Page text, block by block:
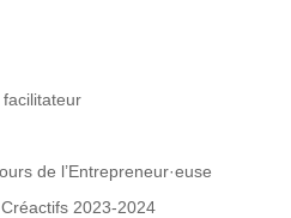
de l’Entrepreneur·euse
2023-2024